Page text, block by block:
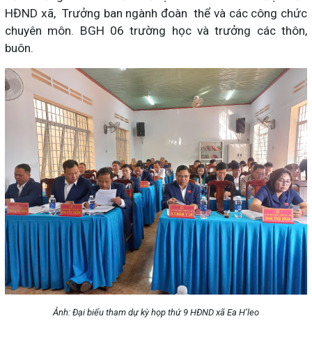
HĐND xã, Trưởng ban ngành đoàn thể và các công chức
chuyên môn. BGH 06 trường học và trưởng các thôn,
buôn.
Ảnh: Đại biểu tham dự kỳ họp thứ 9 HĐND xã Ea H’leo